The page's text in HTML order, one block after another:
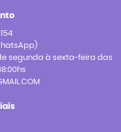
segunda à sexta-feira das